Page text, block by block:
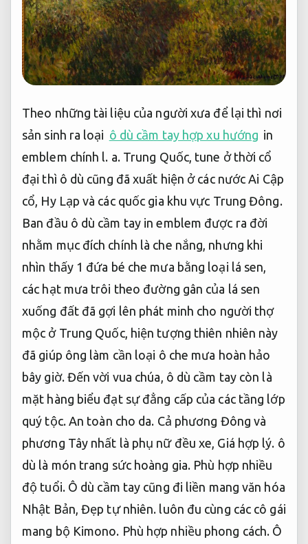
Theo những tài liệu của người xưa để lại thì nơi
sản sinh ra loại ô dù cầm tay hợp xu hướng in
emblem chính l. a. Trung Quốc, tune ở thời cổ
đại thì ô dù cũng đã xuất hiện ở các nước Ai Cập
cổ, Hy Lạp và các quốc gia khu vực Trung Đông.
Ban đầu ô dù cầm tay in emblem được ra đời
nhằm mục đích chính là che nắng, nhưng khi
nhìn thấy 1 đứa bé che mưa bằng loại lá sen,
các hạt mưa trôi theo đường gân của lá sen
xuống đất đã gợi lên phát minh cho người thợ
mộc ở Trung Quốc, hiện tượng thiên nhiên này
đã giúp ông làm cần loại ô che mưa hoàn hảo
bây giờ. Đến vời vua chúa, ô dù cầm tay còn là
mặt hàng biểu đạt sự đẳng cấp của các tầng lớp
quý tộc. An toàn cho da. Cả phương Đông và
phương Tây nhất là phụ nữ đều xe, Giá hợp lý. ô
dù là món trang sức hoàng gia. Phù hợp nhiều
độ tuổi. Ô dù cầm tay cũng đi liền mang văn hóa
Nhật Bản,Đẹp tự nhiên. luôn đu cùng các cô gái
mang bộ Kimono. Phù hợp nhiều phong cách. Ô